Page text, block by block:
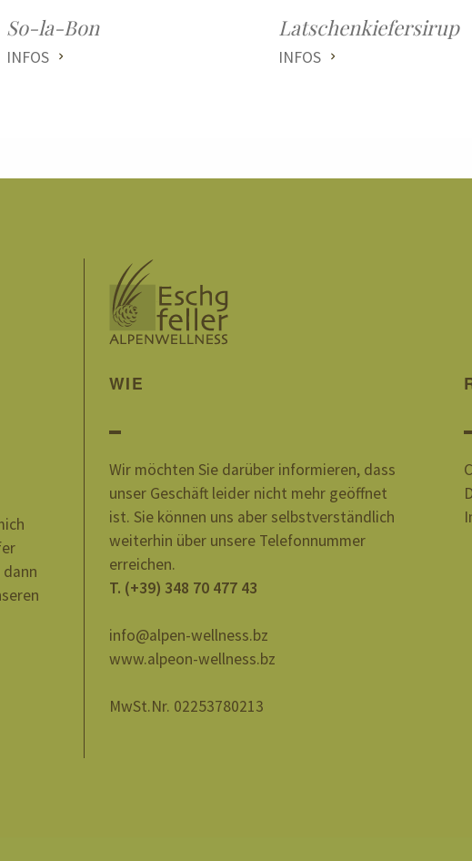
So-la-Bon
INFOS
Latschenkiefersirup
INFOS
WIE
Wir möchten Sie darüber informieren, dass
unser Geschäft leider nicht mehr geöffnet
ist. Sie können uns aber selbstverständlich
weiterhin über unsere Telefonnummer
erreichen.
T. (+39) 348 70 477 43
info@alpen-wellness.bz
www.alpeon-wellness.bz
MwSt.Nr. 02253780213